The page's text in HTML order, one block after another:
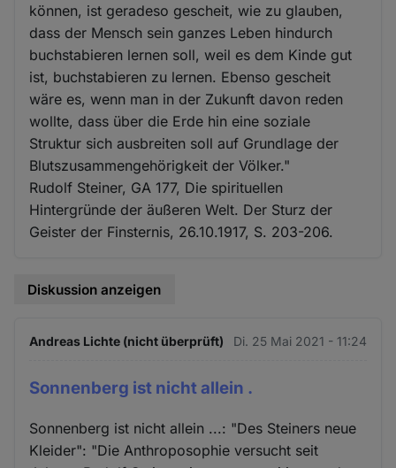
können, ist geradeso gescheit, wie zu glauben,
dass der Mensch sein ganzes Leben hindurch
buchstabieren lernen soll, weil es dem Kinde gut
ist, buchstabieren zu lernen. Ebenso gescheit
wäre es, wenn man in der Zukunft davon reden
wollte, dass über die Erde hin eine soziale
Struktur sich ausbreiten soll auf Grundlage der
Blutszusammengehörigkeit der Völker."
Rudolf Steiner, GA 177, Die spirituellen
Hintergründe der äußeren Welt. Der Sturz der
Geister der Finsternis, 26.10.1917, S. 203-206.
Diskussion anzeigen
Andreas Lichte (nicht überprüft) Di. 25 Mai 2021 - 11:24
Sonnenberg ist nicht allein .
Sonnenberg ist nicht allein ...: "Des Steiners neue
Kleider": "Die Anthroposophie versucht seit